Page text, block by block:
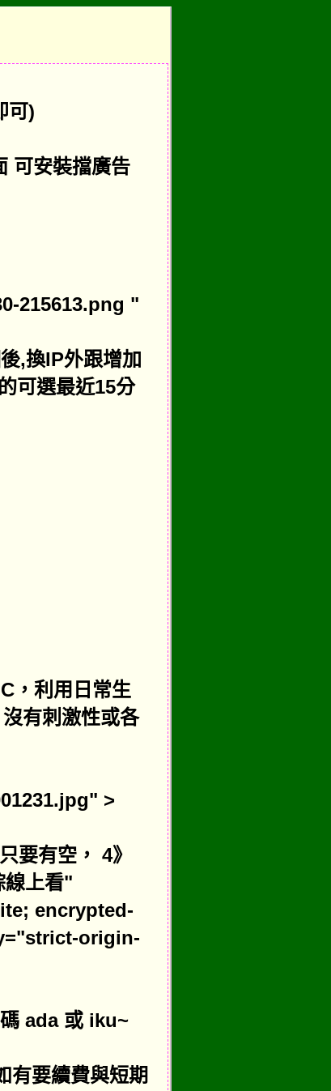
可)
可安裝擋廣告
215613.png "
,換IP外跟增加
可選最近15分
，利用日常生
有刺激性或各
>
有空， 4》
線上看"
encrypted-
origin-
ada 或 iku~
要續費與短期